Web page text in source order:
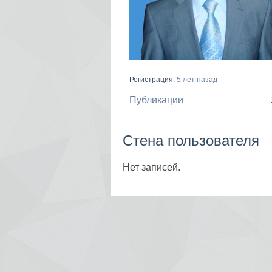
Регистрация: 5 лет назад
Публикации
Стена пользователя
Нет записей.